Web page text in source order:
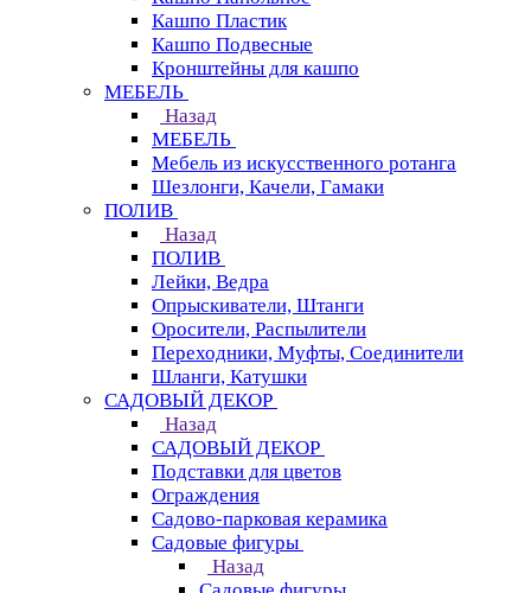
Кашпо Пластик
Кашпо Подвесные
Кронштейны для кашпо
МЕБЕЛЬ
Назад
МЕБЕЛЬ
Мебель из искусственного ротанга
Шезлонги, Качели, Гамаки
ПОЛИВ
Назад
ПОЛИВ
Лейки, Ведра
Опрыскиватели, Штанги
Оросители, Распылители
Переходники, Муфты, Соединители
Шланги, Катушки
САДОВЫЙ ДЕКОР
Назад
САДОВЫЙ ДЕКОР
Подставки для цветов
Ограждения
Садово-парковая керамика
Садовые фигуры
Назад